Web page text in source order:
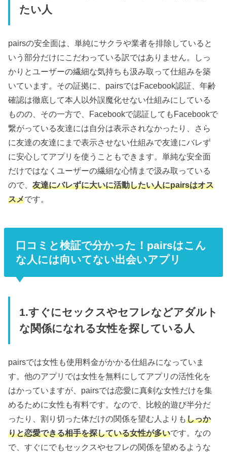
たい人
pairsの安全面は、単純にサクラや業者を排除していると
いう部分だけにこだわっている訳ではありません。しっ
かりとユーザーの繊細な気持ちも汲み取って仕組みを築
いています。その証拠に、pairsではFacebook認証、年齢
確認は徹底して本人以外誤魔化せない仕組みにしている
ものの、その一方で、Facebookで認証してもFacebookで
繋がっている友達には自分は表示されなかったり、さら
に友達の友達にまで表示させない仕組みで友達にバレず
に安心してアプリを使うこともできます。単純な安全面
だけではなくユーザーの繊細な心情まで汲み取っている
ので、友達にバレずに大いに活動したい人にpairsはオス
スメです。
口コミと検証で分かった！pairsはこん
な人には向いてない出会いアプリ
1.すぐにセックスやセフレなどアダルト
な関係になれる女性を探している人
pairsでは女性も使用料金がかかる仕組みになっていま
す。他のアプリでは女性を無料にしてアプリの活性化を
はかっていますが、pairsでは恋愛に真剣な女性だけを集
めるために女性も有料です。なので、比較的遊び半分だ
ったり、割り切った体だけの関係を望む人よりもしっか
りと恋愛できる相手を探している女性が多いです。なの
で、すぐにでもセックスやセフレの関係を望めるような